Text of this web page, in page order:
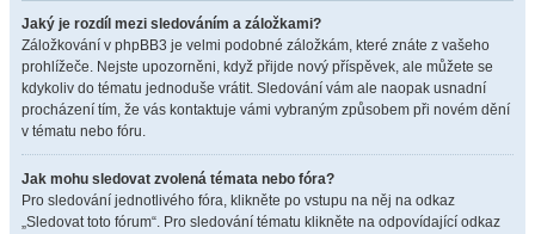
Jaký je rozdíl mezi sledováním a záložkami?
Záložkování v phpBB3 je velmi podobné záložkám, které znáte z vašeho
prohlížeče. Nejste upozorněni, když přijde nový příspěvek, ale můžete se
kdykoliv do tématu jednoduše vrátit. Sledování vám ale naopak usnadní
procházení tím, že vás kontaktuje vámi vybraným způsobem při novém dění
v tématu nebo fóru.
Jak mohu sledovat zvolená témata nebo fóra?
Pro sledování jednotlivého fóra, klikněte po vstupu na něj na odkaz
„Sledovat toto fórum“. Pro sledování tématu klikněte na odpovídající odkaz